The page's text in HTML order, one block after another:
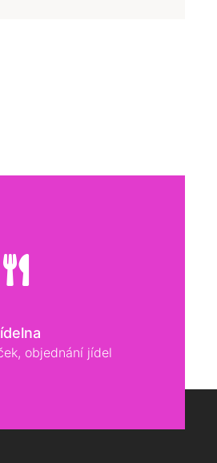
objednání jídel